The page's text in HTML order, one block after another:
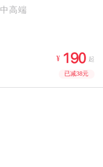
中高端
¥   起
已减38元